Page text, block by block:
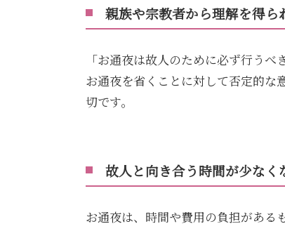
親族や宗教者から理解を得ら
「お通夜は故人のために必ず行う
お通夜を省くことに対して否定的な
切です。
故人と向き合う時間が少なく
お通夜は、時間や費用の負担がある